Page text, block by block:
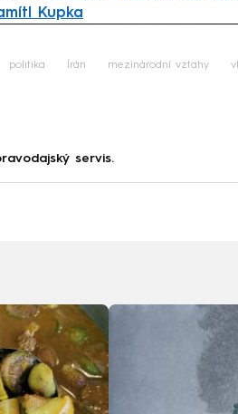
Kupka
politika Írán mezinárodní vztahy
servis.